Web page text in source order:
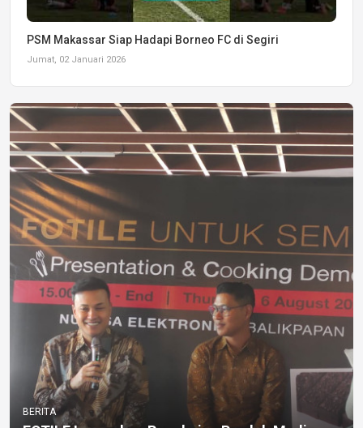
PSM Makassar Siap Hadapi Borneo FC di Segiri
Jumat, 02 Januari 2026
BERITA